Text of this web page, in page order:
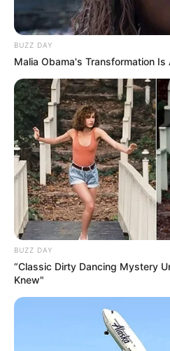
BUZZ DAY
Malia Obama's Transformation Is
BUZZ DAY
“Classic Dirty Dancing Mystery
Knew"